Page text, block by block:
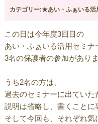
カテゴリー:★あい・ふぁいる活
この日は今年度3回目の
あい・ふぁいる活用セミナ
3名の保護者の参加がありま
うち2名の方は、
過去のセミナーに出ていた
説明は省略し、書くことに
そして今回も、それぞれ